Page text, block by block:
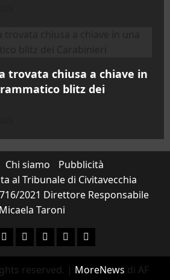
trovata chiusa a chiave in
blitz dei
Chi siamo
Pubblicità
al Tribunale di Civitavecchia
2021 Direttore Responsabile
Micaela Taroni
Instagram
YouTubeTwitterEmailEnte Parco
reserved. | MoreNews di AF